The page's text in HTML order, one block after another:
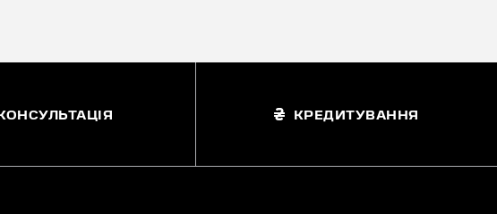
КРЕДИТУВАННЯ